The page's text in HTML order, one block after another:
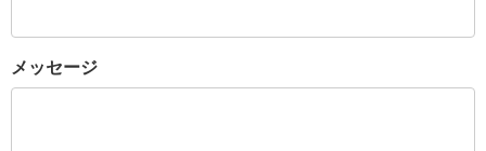
メッセージ